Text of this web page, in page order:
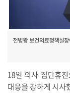
전병왕 보건의료정책실
18일 의사 집단휴
대응을 강하게 시사